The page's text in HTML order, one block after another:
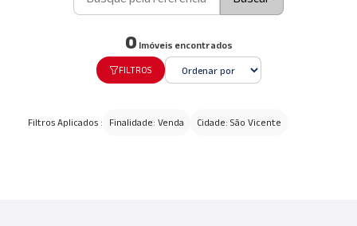
0 Imóveis encontrados
FILTROS
Filtros Aplicados : Finalidade: Venda Cidade: São Vicente